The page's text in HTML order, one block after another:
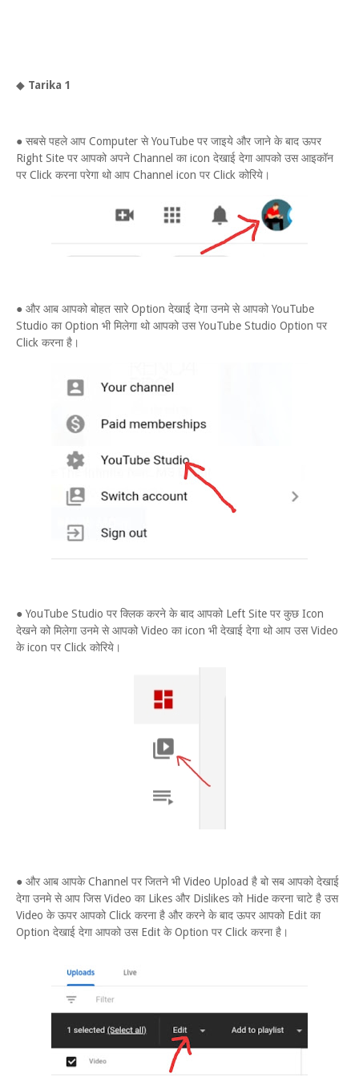
◆ Tarika 1
● सबसे पहले आप Computer से YouTube पर जाइये और जाने के बाद ऊपर
Right Site पर आपको अपने Channel का icon देखाई देगा आपको उस आइकॉन
पर Click करना परेगा थो आप Channel icon पर Click कोरिये।
● और आब आपको बोहत सारे Option देखाई देगा उनमे से आपको YouTube
Studio का Option भी मिलेगा थो आपको उस YouTube Studio Option पर
Click करना है।
● YouTube Studio पर क्लिक करने के बाद आपको Left Site पर कुछ Icon
देखने को मिलेगा उनमे से आपको Video का icon भी देखाई देगा थो आप उस Video
के icon पर Click कोरिये।
● और आब आपके Channel पर जितने भी Video Upload है बो सब आपको देखाई
देगा उनमे से आप जिस Video का Likes और Dislikes को Hide करना चाटे है उस
Video के ऊपर आपको Click करना है और करने के बाद ऊपर आपको Edit का
Option देखाई देगा आपको उस Edit के Option पर Click करना है।